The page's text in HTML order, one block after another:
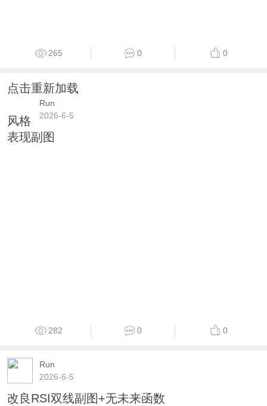
265 0 0
点击重新加载
Run
2026-6-5
风格
表现副图
282 0 0
Run
2026-6-5
改良RSI双线副图+无未来函数